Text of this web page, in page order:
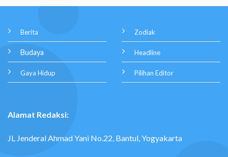
Berita
Budaya
Gaya Hidup
Zodiak
Headline
Pilihan Editor
Alamat Redaksi:
JL Jenderal Ahmad Yani No.22, Bantul, Yogyakarta